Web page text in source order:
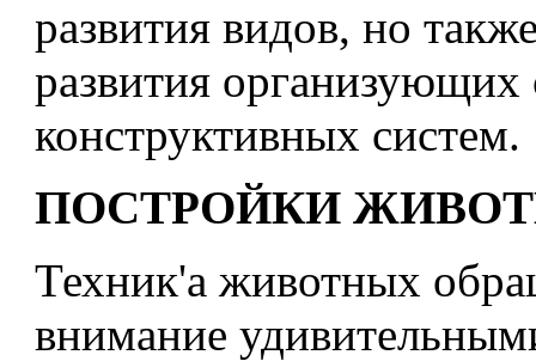
развития видов, но
развития организующих
конструктивных систем.
ПОСТРОЙКИ
Техник'а животных
внимание